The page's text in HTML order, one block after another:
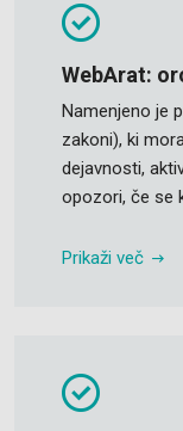
WebArat:
Namenjeno je
zakoni), ki
dejavnosti,
opozori, če se
Prikaži več